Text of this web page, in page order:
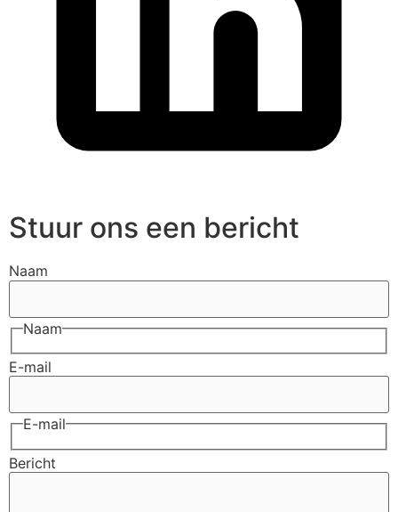
Stuur ons een bericht
Naam
Naam
E-mail
E-mail
Bericht